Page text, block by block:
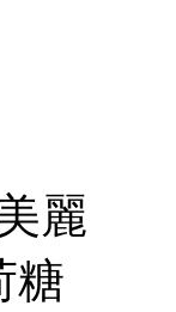
麗
糖